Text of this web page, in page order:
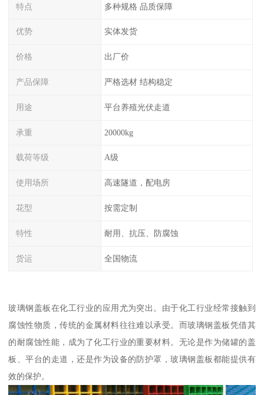
特点 多种规格 品质保障
优势 实体发货
价格 出厂价
产品保障 严格选材 结构稳定
用途 平台养殖光伏走道
承重 20000kg
载荷等级 A级
使用场所 高速隧道，配电房
花型 按需定制
特性 耐用、抗压、防腐蚀
货运 全国物流
玻璃钢盖板在化工行业的应用尤为突出。由于化工行业经常接触到
腐蚀性物质，传统的金属材料往往难以承受。而玻璃钢盖板凭借其
的耐腐蚀性能，成为了化工行业的重要材料。无论是作为储罐的盖
板、平台的走道，还是作为设备的防护罩，玻璃钢盖板都能提供有
效的保护。